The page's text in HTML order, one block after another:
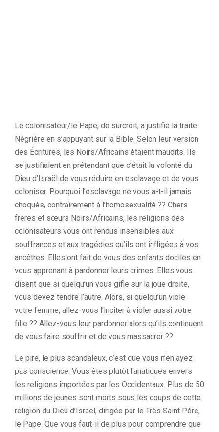
Le colonisateur/le Pape, de surcroît, a justifié la traite
Négrière en s’appuyant sur la Bible. Selon leur version
des Écritures, les Noirs/Africains étaient maudits. Ils
se justifiaient en prétendant que c’était la volonté du
Dieu d’Israël de vous réduire en esclavage et de vous
coloniser. Pourquoi l’esclavage ne vous a-t-il jamais
choqués, contrairement à l’homosexualité ?? Chers
frères et sœurs Noirs/Africains, les religions des
colonisateurs vous ont rendus insensibles aux
souffrances et aux tragédies qu’ils ont infligées à vos
ancêtres. Elles ont fait de vous des enfants dociles en
vous apprenant à pardonner leurs crimes. Elles vous
disent que si quelqu’un vous gifle sur la joue droite,
vous devez tendre l’autre. Alors, si quelqu’un viole
votre femme, allez-vous l’inciter à violer aussi votre
fille ?? Allez-vous leur pardonner alors qu’ils continuent
de vous faire souffrir et de vous massacrer ??
Le pire, le plus scandaleux, c’est que vous n’en ayez
pas conscience. Vous êtes plutôt fanatiques envers
les religions importées par les Occidentaux. Plus de 50
millions de jeunes sont morts sous les coups de cette
religion du Dieu d’Israël, dirigée par le Très Saint Père,
le Pape. Que vous faut-il de plus pour comprendre que